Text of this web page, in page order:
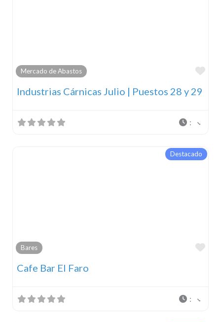
Mercado de Abastos
Industrias Cárnicas Julio | Puestos 28 y 29
:
Destacado
Bares
Cafe Bar El Faro
: